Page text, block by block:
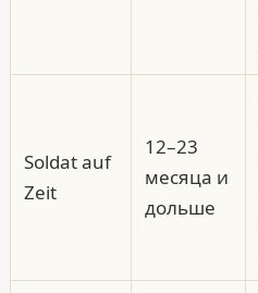
Soldat auf
Zeit
12–23
месяца и
дольше